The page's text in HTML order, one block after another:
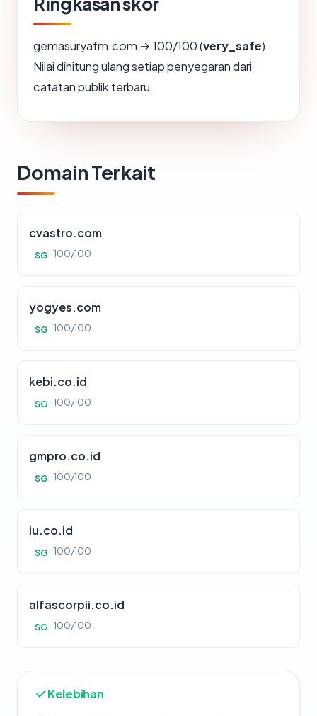
gemasuryafm.com → 100/100 (very_safe).
Nilai dihitung ulang setiap penyegaran dari
catatan publik terbaru.
Domain Terkait
cvastro.com
SG 100/100
yogyes.com
SG 100/100
kebi.co.id
SG 100/100
gmpro.co.id
SG 100/100
iu.co.id
SG 100/100
alfascorpii.co.id
SG 100/100
Kelebihan